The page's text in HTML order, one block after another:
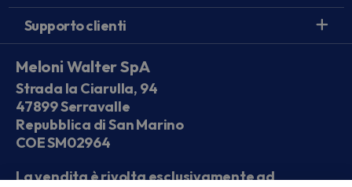
Supporto clienti
Meloni Walter SpA
Strada la Ciarulla, 94
47899 Serravalle
Repubblica di San Marino
COE SM02964
La vendita è rivolta esclusivamente ad